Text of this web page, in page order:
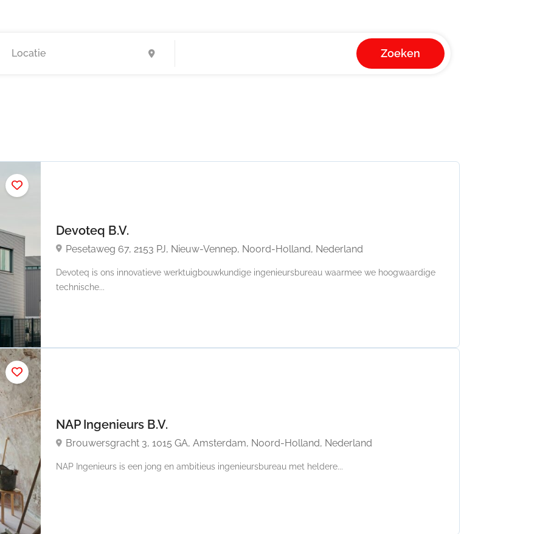
Zoeken
Devoteq B.V.
Pesetaweg 67, 2153 PJ, Nieuw-Vennep, Noord-Holland, Nederland
Devoteq is ons innovatieve werktuigbouwkundige ingenieursbureau waarmee we hoogwaardige
technische...
NAP Ingenieurs B.V.
Brouwersgracht 3, 1015 GA, Amsterdam, Noord-Holland, Nederland
NAP Ingenieurs is een jong en ambitieus ingenieursbureau met heldere...